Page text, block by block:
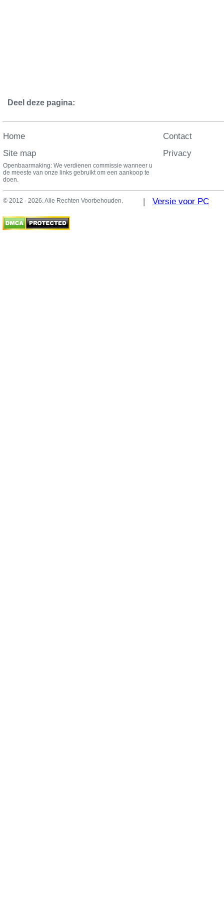
Deel deze pagina:
Home
Site map
Contact
Privacy
Openbaarmaking: We verdienen commissie wanneer u
de meeste van onze links gebruikt om een aankoop te
doen.
© 2012 - 2026. Alle Rechten Voorbehouden. | Versie voor PC